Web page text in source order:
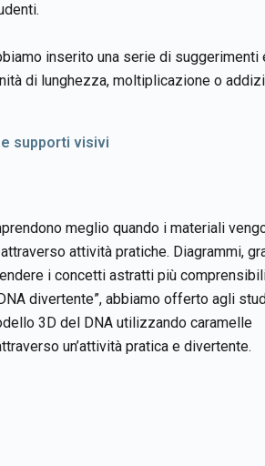
inserito una serie di
di lunghezza, moltiplicazione o
supporti visivi
meglio quando i materiali
attività pratiche. Diagrammi,
i concetti astratti più
divertente”, abbiamo offerto agli
3D del DNA utilizzando caramelle
un’attività pratica e divertente.